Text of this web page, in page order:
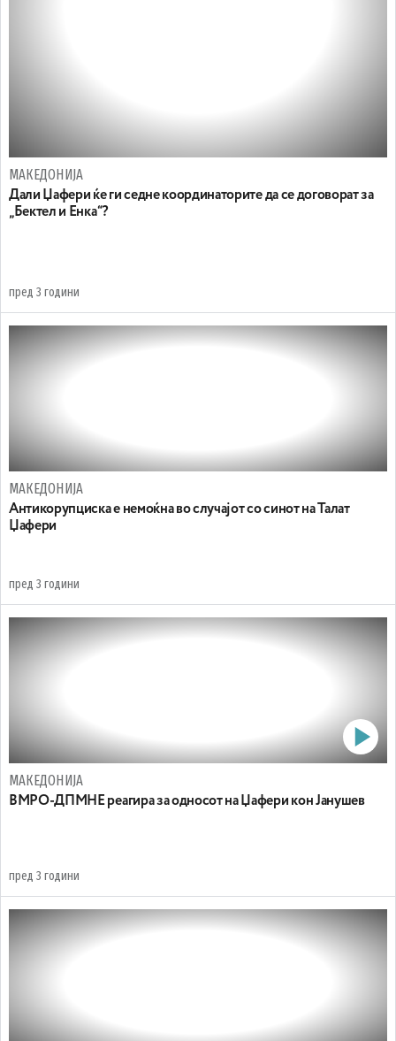
МАКЕДОНИЈА
Дали Џафери ќе ги седне координаторите да се договорат за
„Бектел и Енка“?
пред 3 години
МАКЕДОНИЈА
Антикорупциска е немоќна во случајот со синот на Талат
Џафери
пред 3 години
МАКЕДОНИЈА
ВМРО-ДПМНЕ реагира за односот на Џафери кон Јанушев
пред 3 години